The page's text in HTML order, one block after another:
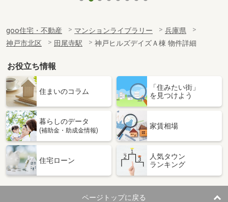
goo住宅・不動産 マンションライブラリー
兵庫県
神戸市北区
田尾寺駅 神戸ヒルズデイズＡ棟 物件詳細
お役立ち情報
住まいのコラム
「住みたい街」
を見つけよう
暮らしのデータ
(補助金・助成金情報)
家賃相場
住宅ローン
人気タウン
ランキング
ページトップに戻る